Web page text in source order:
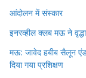
आंदोलन में संस्कार
इनरव्हील क्लब मऊ ने
मऊ: जावेद हबीब सैलून
दिया गया प्रशिक्षण